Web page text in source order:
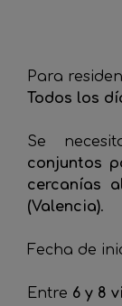
Para
Todos los
Se
conjuntos
cercanías
(Valencia).
Fecha de
Entre 6 y 8